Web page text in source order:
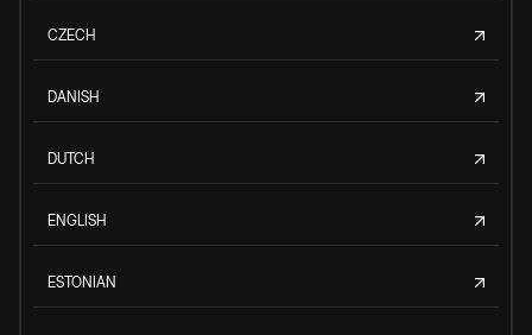
CZECH
DANISH
DUTCH
ENGLISH
ESTONIAN